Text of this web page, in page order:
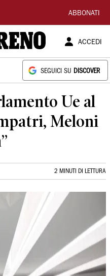
ABBONATI
ACCEDI
SEGUICI SU DISCOVER
Ue al
Meloni
2 MINUTI DI LETTURA